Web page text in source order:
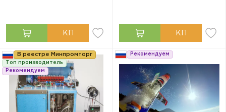
В реестре Минпромторг
Топ производитель
Рекомендуем
Рекомендуем